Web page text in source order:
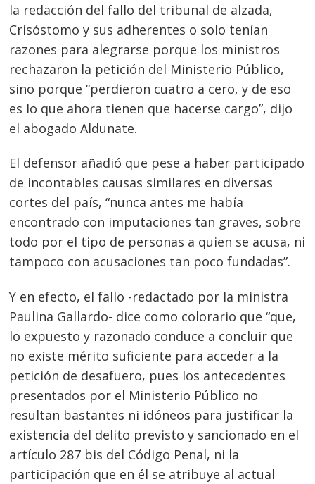
la redacción del fallo del tribunal de alzada,
Crisóstomo y sus adherentes o solo tenían
razones para alegrarse porque los ministros
rechazaron la petición del Ministerio Público,
sino porque “perdieron cuatro a cero, y de eso
es lo que ahora tienen que hacerse cargo”, dijo
el abogado Aldunate.
El defensor añadió que pese a haber participado
de incontables causas similares en diversas
cortes del país, “nunca antes me había
encontrado con imputaciones tan graves, sobre
todo por el tipo de personas a quien se acusa, ni
tampoco con acusaciones tan poco fundadas”.
Y en efecto, el fallo -redactado por la ministra
Paulina Gallardo- dice como colorario que “que,
lo expuesto y razonado conduce a concluir que
no existe mérito suficiente para acceder a la
petición de desafuero, pues los antecedentes
presentados por el Ministerio Público no
resultan bastantes ni idóneos para justificar la
existencia del delito previsto y sancionado en el
artículo 287 bis del Código Penal, ni la
participación que en él se atribuye al actual